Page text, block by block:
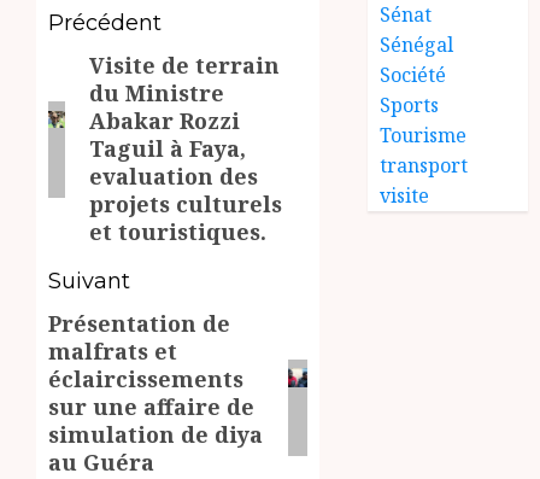
Navigation
d’article
Précédent
Article
précédent:
Visite de terrain
du Ministre
Abakar Rozzi
Taguil à Faya,
evaluation des
projets culturels
et touristiques.
Suivant
Article
suivant:
Présentation de
malfrats et
éclaircissements
sur une affaire de
simulation de diya
au Guéra
Sénat
Sénégal
Société
Sports
Tourisme
transport
visite